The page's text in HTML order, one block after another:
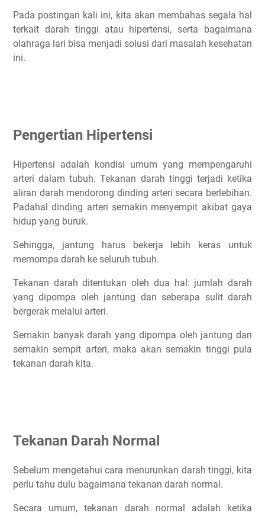
Penyakit Darah Tinggi
Serangan jantung atau stroke
Aneurisma
Gangguan pada otak
Olahraga rutin
Cari olahraga yang kamu suka
Buat target olahraga yang mudah dicapai
Atur nutrisi
Cara Menurunkan Darah Tinggi
Lari
Latihan Isometric
Pengaturan Nutrisi
Kesimpulan
Daftar Para Ahli di Artikel Ini
Artikel Lainnya Yang Setopik
Pada postingan kali ini, kita akan membahas segala hal
terkait darah tinggi atau hipertensi, serta bagaimana
olahraga lari bisa menjadi solusi dari masalah kesehatan
ini.
Pengertian Hipertensi
Hipertensi adalah kondisi umum yang mempengaruhi
arteri dalam tubuh. Tekanan darah tinggi terjadi ketika
aliran darah mendorong dinding arteri secara berlebihan.
Padahal dinding arteri semakin menyempit akibat gaya
hidup yang buruk.
Sehingga, jantung harus bekerja lebih keras untuk
memompa darah ke seluruh tubuh.
Tekanan darah ditentukan oleh dua hal: jumlah darah
yang dipompa oleh jantung dan seberapa sulit darah
bergerak melalui arteri.
Semakin banyak darah yang dipompa oleh jantung dan
semakin sempit arteri, maka akan semakin tinggi pula
tekanan darah kita.
Tekanan Darah Normal
Sebelum mengetahui cara menurunkan darah tinggi, kita
perlu tahu dulu bagaimana tekanan darah normal.
Secara umum, tekanan darah normal adalah ketika